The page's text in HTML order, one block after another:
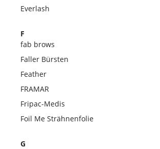
Everlash
F
fab brows
Faller Bürsten
Feather
FRAMAR
Fripac-Medis
Foil Me Strähnenfolie
G